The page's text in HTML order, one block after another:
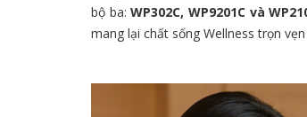
bộ ba:WP302C, WP9201C và
mang lại chất sống Wellness trọn